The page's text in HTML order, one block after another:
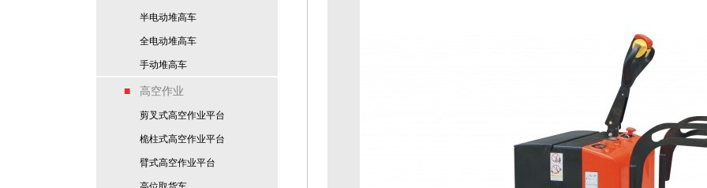
半电动堆高车
全电动堆高车
手动堆高车
■ 高空作业
剪叉式高空作业平台
桅柱式高空作业平台
臂式高空作业平台